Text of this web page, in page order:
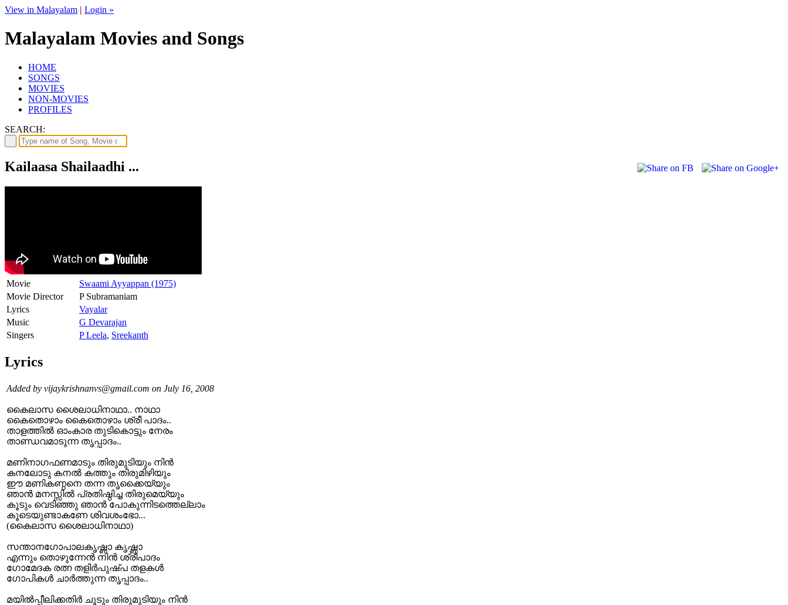
View in Malayalam | Login »
Malayalam Movies and Songs
HOME
SONGS
MOVIES
NON-MOVIES
PROFILES
SEARCH:
Kailaasa Shailaadhi ...
Movie
Swaami Ayyappan (1975)
Movie Director
P Subramaniam
Lyrics
Vayalar
Music
G Devarajan
Singers
P Leela, Sreekanth
Lyrics
Added by vijaykrishnanvs@gmail.com on July 16, 2008
കൈലാസ ശൈലാധിനാഥാ.. നാഥാ
കൈതൊഴാം കൈതൊഴാം ശ്രീ പാദം..
താളത്തില്‍ ഓംകാര തുടികൊട്ടും നേരം
താണ്ഡവമാടുന്ന തൃപ്പാദം..
മണിനാഗഫണമാടും തിരുമുടിയും നിന്‍
കനലോടു കനല്‍ കത്തും തിരുമിഴിയും
ഈ മണികണ്ഠനെ തന്ന തൃക്കൈയ്യും
ഞാന്‍ മനസ്സില്‍ പ്രതിഷ്ഠിച്ച തിരുമെയ്യും
കൂടും വെടിഞ്ഞു ഞാന്‍ പോകുന്നിടത്തെല്ലാം
കൂടെയുണ്ടാകണേ ശിവശംഭോ...
(കൈലാസ ശൈലാധിനാഥാ)
സന്താനഗോപാലകൃഷ്ണാ കൃഷ്ണാ
എന്നും തൊഴുന്നേന്‍ നിന്‍ ശ്രീപാദം
ഗോമേദക രത്ന തളിര്‍പുഷ്പ തളകള്‍
ഗോപികള്‍ ചാര്‍ത്തുന്ന തൃപ്പാദം..
മയില്‍പ്പീലിക്കതിര്‍ ചൂടും തിരുമുടിയും നിന്‍